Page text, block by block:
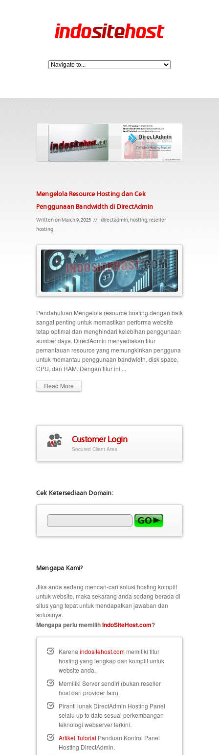
Mengelola Resource Hosting dan Cek
Penggunaan Bandwidth di DirectAdmin
Written on March 9, 2025 // directadmin,hosting,reseller
hosting
Pendahuluan Mengelola resource hosting dengan baik
sangat penting untuk memastikan performa website
tetap optimal dan menghindari kelebihan penggunaan
sumber daya. DirectAdmin menyediakan fitur
pemantauan resource yang memungkinkan pengguna
untuk memantau penggunaan bandwidth, disk space,
CPU, dan RAM. Dengan fitur ini,...
Read More
Customer Login
Secured Client Area
Cek Ketersediaan Domain:
Mengapa Kami?
Jika anda sedang mencari-cari solusi hosting komplit
untuk website, maka sekarang anda sedang berada di
situs yang tepat untuk mendapatkan jawaban dan
solusinya.
Mengapa perlu memilihIndoSiteHost.com?
Karena indositehost.commemiliki fitur
hosting yang lengkap dan komplit untuk
website anda.
Memiliki Server sendiri (bukan reseller
host dari provider lain).
Piranti lunak DirectAdmin Hosting Panel
selalu up to date sesuai perkembangan
teknologi webserver terkini.
Artikel Tutorial Panduan Kontrol Panel
Hosting DirectAdmin.